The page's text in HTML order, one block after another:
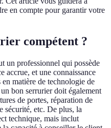
en compte pour garantir votre
compétent ?
un professionnel qui possède
accrue, et une connaissance
matière de technologie de
un bon serrurier doit également
de portes, réparation de
sécurité, etc. De plus, la
technique, mais inclut